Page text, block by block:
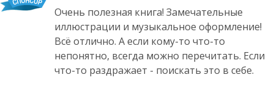
Очень полезная книга! Замечательные
иллюстрации и музыкальное оформление!
Всё отлично. А если кому-то что-то
непонятно, всегда можно перечитать. Если
что-то раздражает - поискать это в себе.